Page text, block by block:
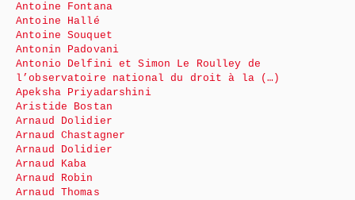
Antoine Fontana
Antoine Hallé
Antoine Souquet
Antonin Padovani
Antonio Delfini et Simon Le Roulley de
l’observatoire national du droit à la (…)
Apeksha Priyadarshini
Aristide Bostan
Arnaud Dolidier
Arnaud Chastagner
Arnaud Dolidier
Arnaud Kaba
Arnaud Robin
Arnaud Thomas